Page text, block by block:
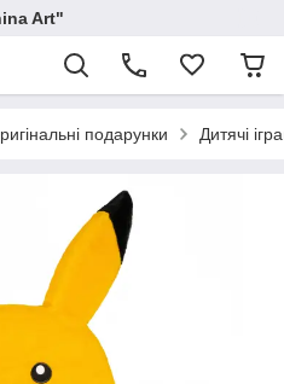
Art"
подарунки Дитячі